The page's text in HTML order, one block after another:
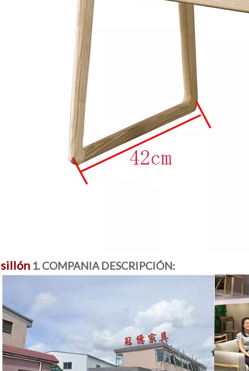
sillón 1. COMPANIA DESCRIPCIÓN: